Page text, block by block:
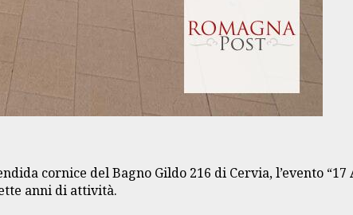
cornice del Bagno Gildo 216 di Cervia, l’evento
anni di attività.